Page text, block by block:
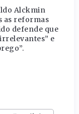
Alckmin
as reformas
defende que
e